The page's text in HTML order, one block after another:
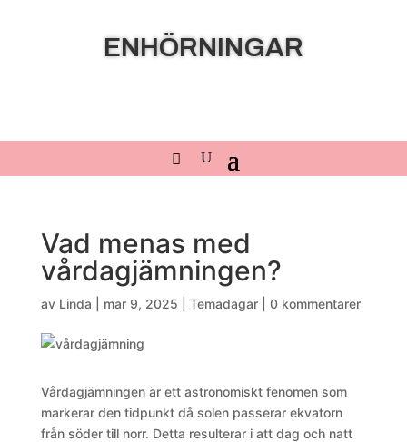
ENHÖRNINGAR
Vad menas med
vårdagjämningen?
av Linda mar 9, 2025 Temadagar| 0 kommentarer
Vårdagjämningen är ett astronomiskt fenomen som
markerar den tidpunkt då solen passerar ekvatorn
från söder till norr. Detta resulterar i att dag och natt